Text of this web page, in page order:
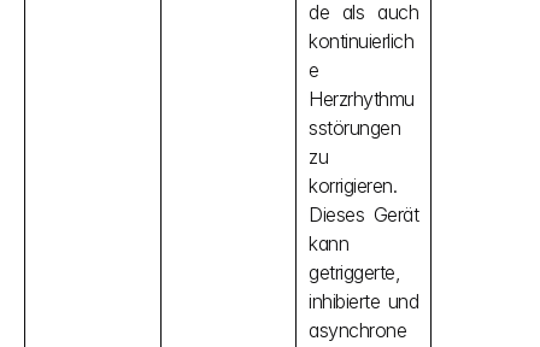
de als auch
kontinuierlich
e
Herzrhythmu
sstörungen
zu
korrigieren.
Dieses Gerät
kann
getriggerte,
inhibierte und
asynchrone